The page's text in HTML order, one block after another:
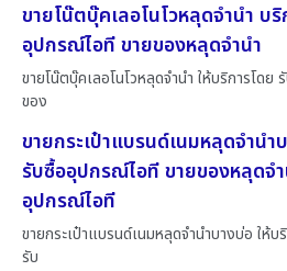
ขายโน๊ตบุ๊คเลอโนโวหลุดจำนำ บ
อุปกรณ์ไอที ขายของหลุดจำนำ
ขายโน๊ตบุ๊คเลอโนโวหลุดจำนำ ให้บริการโดย
ของ
ขายกระเป๋าแบรนด์เนมหลุดจำนำ
รับซื้ออุปกรณ์ไอที ขายของหลุดจ
อุปกรณ์ไอที
ขายกระเป๋าแบรนด์เนมหลุดจำนำบางบ่อ ให้
รับ